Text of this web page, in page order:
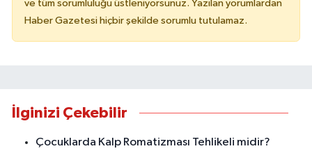
ve tüm sorumluluğu üstleniyorsunuz. Yazılan yorumlardan
Haber Gazetesi hiçbir şekilde sorumlu tutulamaz.
İlginizi Çekebilir
Çocuklarda Kalp Romatizması Tehlikeli midir?